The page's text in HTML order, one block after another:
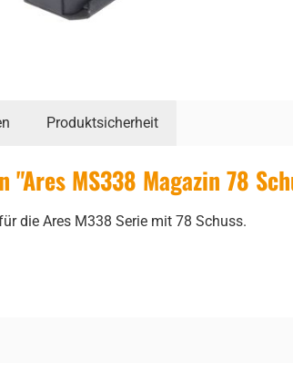
Produktsicherheit
MS338 Magazin 78
die Ares M338 Serie mit 78 Schuss.